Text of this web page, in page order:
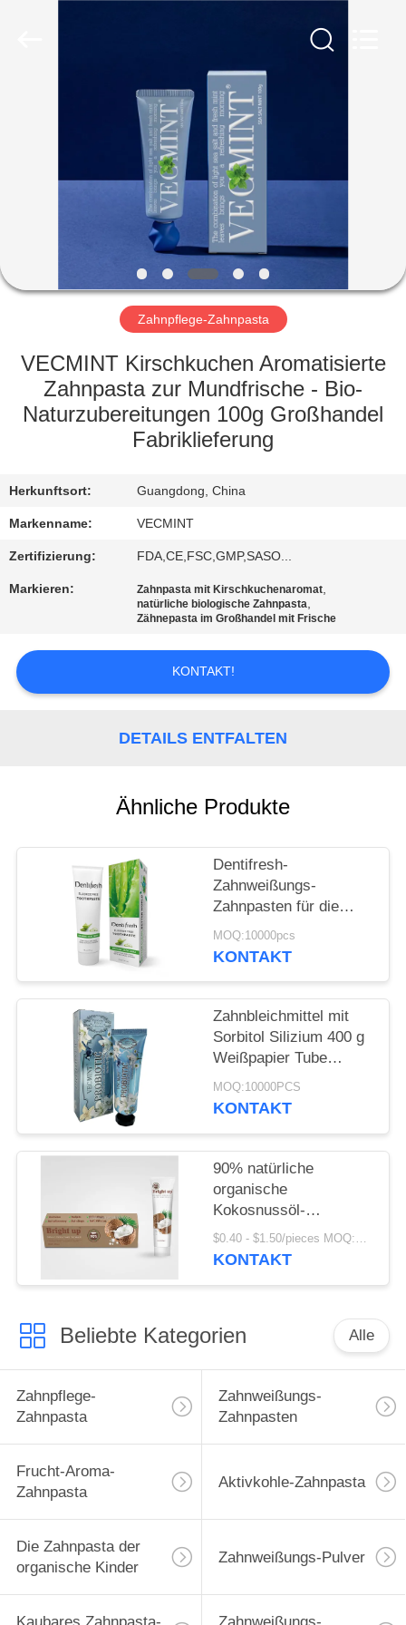
PRODUKTE
ÜBER
UNS
FABRIK-
AUSFLUG
QUALITÄTSKONTROLLE
TRETEN
SIE
MIT
UNS
VERBINDUNG
FORDERN
SEITENVERZEICHNIS
DATENSCHUTZ-
BESTIMMUNGEN
Zahnpflege-Zahnpasta
VECMINT Kirschkuchen Aromatisierte
Zahnpasta zur Mundfrische - Bio-
Naturzubereitungen 100g Großhandel
Fabriklieferung
Herkunftsort: Guangdong, China
Markenname: VECMINT
Zertifizierung: FDA,CE,FSC,GMP,SASO...
Markieren: Zahnpasta mit Kirschkuchenaromat,
natürliche biologische Zahnpasta,
Zähnepasta im Großhandel mit Frische
KONTAKT!
DETAILS ENTFALTEN
Ähnliche Produkte
Dentifresh-
Zahnweißungs-
Zahnpasten für die
Berufszahnpflege nicht
giftig
MOQ:10000pcs
KONTAKT
Zahnbleichmittel mit
Sorbitol Silizium 400 g
Weißpapier Tube
Karton
MOQ:10000PCS
KONTAKT
90% natürliche
organische
Kokosnussöl-
Antizahnbelag-
Zahnpasta
$0.40 - $1.50/pieces MOQ:240 Stücke
KONTAKT
Beliebte Kategorien Alle
Zahnpflege-
Zahnpasta
Zahnweißungs-
Zahnpasten
Frucht-Aroma-
Zahnpasta
Aktivkohle-Zahnpasta
Die Zahnpasta der
organische Kinder
Zahnweißungs-Pulver